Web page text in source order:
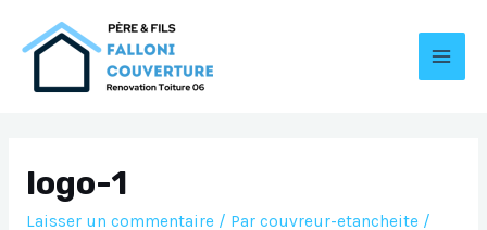
logo-1
Laisser un commentaire / Par couvreur-etancheite /